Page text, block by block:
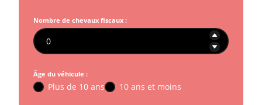
Nombre de chevaux fiscaux :
Âge du véhicule :
Plus de 10 ans 10 ans et moins